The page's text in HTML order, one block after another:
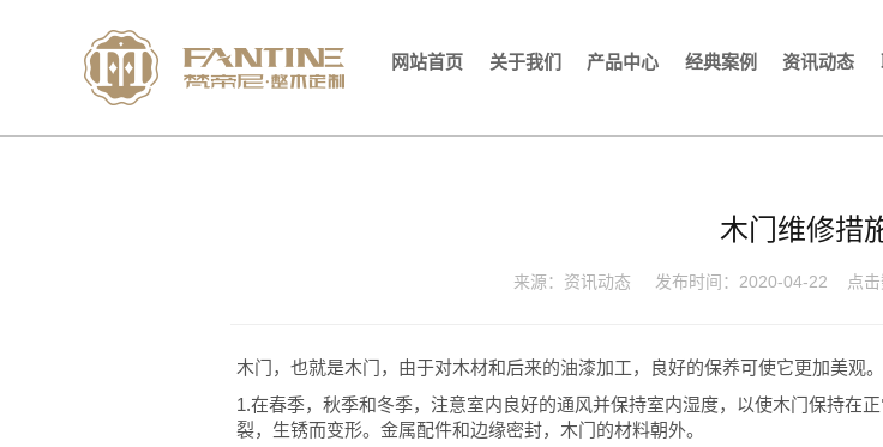
网站首页 关于我们 产品中心 经典案例 资讯动态
木门维修措
来源： 资讯动态 发布时间：2020-04-22 点击
木门，也就是木门，由于对木材和后来的油漆加工，良好的保养可使它更加美观。
1.在春季，秋季和冬季，注意室内良好的通风并保持室内湿度，以使木门保持在
裂，生锈而变形。金属配件和边缘密封，木门的材料朝外。